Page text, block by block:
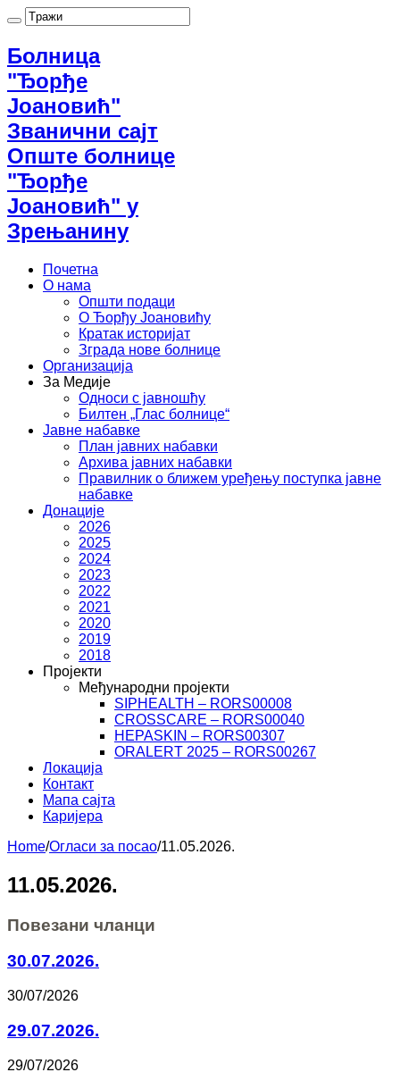
Болница
"Ђорђе
Јоановић"
Званични сајт
Опште болнице
"Ђорђе
Јоановић" у
Зрењанину
Почетна
О нама
Општи подаци
О Ђорђу Јоановићу
Кратак историјат
Зграда нове болнице
Организација
За Медије
Односи с јавношћу
Билтен „Глас болнице“
Јавне набавке
План јавних набавки
Архива јавних набавки
Правилник о ближем уређењу поступка јавне
набавке
Донације
2026
2025
2024
2023
2022
2021
2020
2019
2018
Пројекти
Међународни пројекти
SIPHEALTH – RORS00008
CROSSCARE – RORS00040
HEPASKIN – RORS00307
ORALERT 2025 – RORS00267
Локација
Контакт
Мапа сајта
Каријера
Home/Огласи за посао/11.05.2026.
11.05.2026.
Повезани чланци
30.07.2026.
30/07/2026
29.07.2026.
29/07/2026